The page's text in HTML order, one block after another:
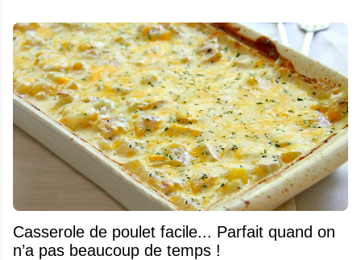
Casserole de poulet facile... Parfait quand on
n’a pas beaucoup de temps !